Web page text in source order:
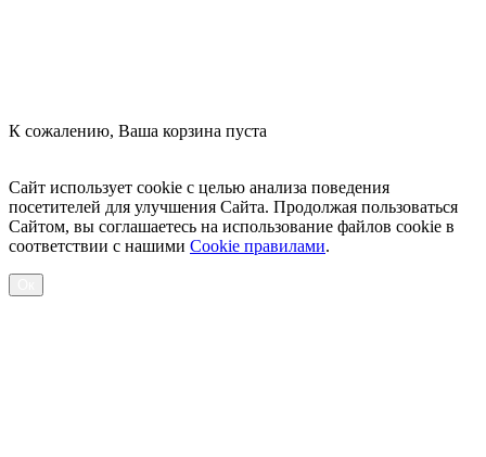
К сожалению, Ваша корзина пуста
Сайт использует cookie с целью анализа поведения
посетителей для улучшения Сайта. Продолжая пользоваться
Сайтом, вы соглашаетесь на использование файлов cookie в
соответствии с нашими Cookiе правилами.